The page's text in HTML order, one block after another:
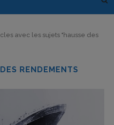
avec les sujets "hausse des
RENDEMENTS